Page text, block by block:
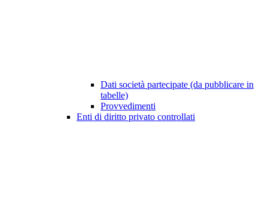
Dati società partecipate (da pubblicare in
tabelle)
Provvedimenti
Enti di diritto privato controllati